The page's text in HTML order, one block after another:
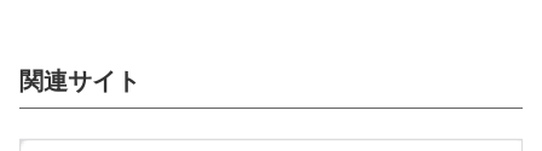
関連サイト